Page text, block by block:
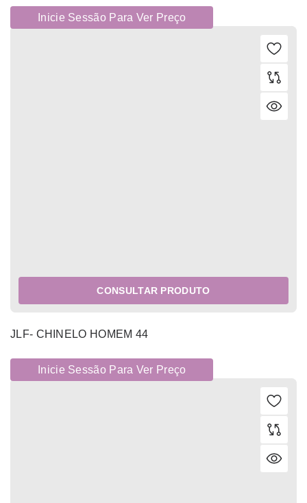
Inicie Sessão Para Ver Preço
CONSULTAR PRODUTO
JLF- CHINELO HOMEM 44
Inicie Sessão Para Ver Preço